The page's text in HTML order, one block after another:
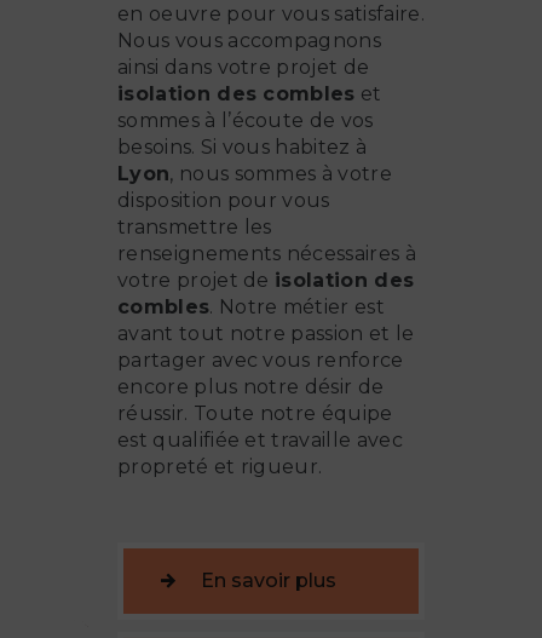
en oeuvre pour vous satisfaire.
Nous vous accompagnons
ainsi dans votre projet de
isolation des combles et
sommes à l’écoute de vos
besoins. Si vous habitez à
Lyon, nous sommes à votre
disposition pour vous
transmettre les
renseignements nécessaires à
votre projet de isolation des
combles. Notre métier est
avant tout notre passion et le
partager avec vous renforce
encore plus notre désir de
réussir. Toute notre équipe
est qualifiée et travaille avec
propreté et rigueur.
En savoir plus